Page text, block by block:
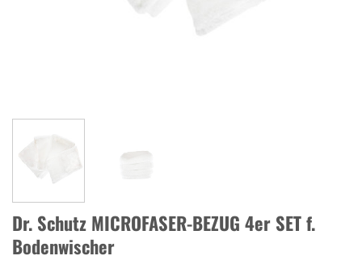
Dr. Schutz MICROFASER-BEZUG 4er SET f.
Bodenwischer